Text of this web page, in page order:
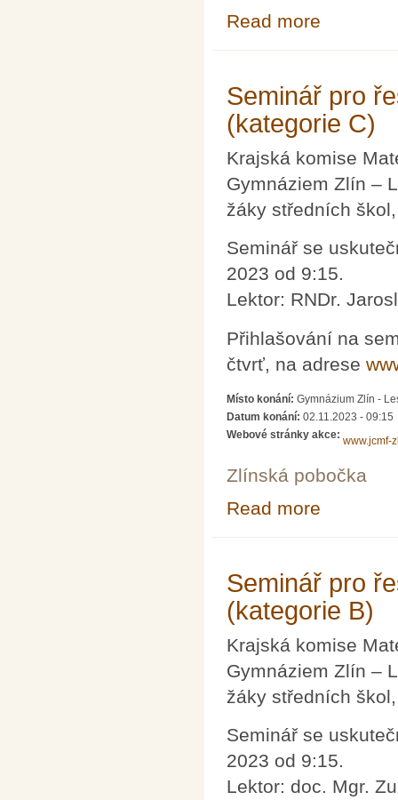
Read more
Seminář pro
(kategorie C)
Krajská komise
Gymnáziem Zlín –
žáky středních
Seminář se
2023 od 9:15.
Lektor: RNDr.
Přihlašování na
čtvrť, na adrese
Místo konání: Gymnázium Zlín -
Datum konání: 02.11.2023 - 09:15
Webové stránky akce:
www.jcmf-
Zlínská pobočka
Read more
Seminář pro
(kategorie B)
Krajská komise
Gymnáziem Zlín –
žáky středních
Seminář se
2023 od 9:15.
Lektor: doc. Mgr.